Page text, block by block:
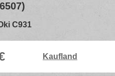
C931
Kaufland